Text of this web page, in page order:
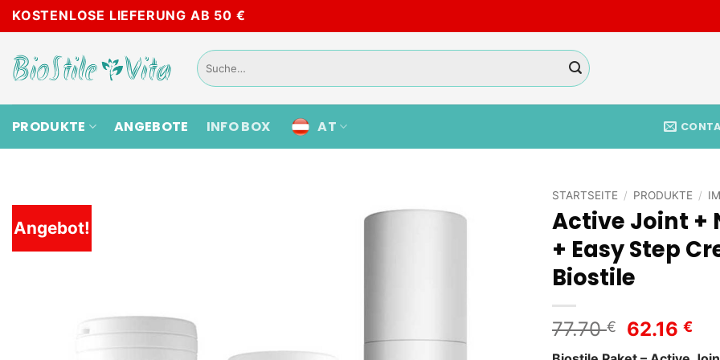
Skip
to
KOSTENLOSE LIEFERUNG AB 50 €
Suche
nach:
PRODUKTE ANGEBOTE INFO BOX AT
Angebot!
STARTSEITE / PRODUKTE /
Active Joint +
+ Easy Step
Biostile
77.70€
Preis
62.16€